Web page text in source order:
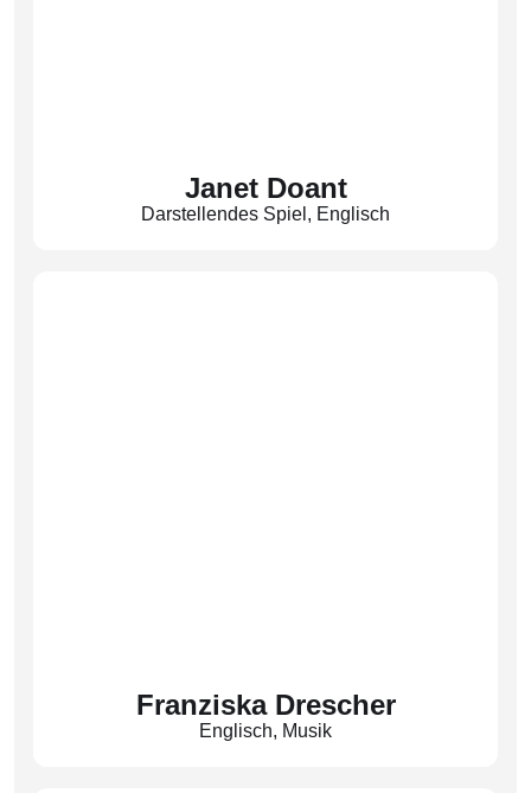
Janet Doant
Darstellendes Spiel , Englisch
Franziska Drescher
Englisch, Musik